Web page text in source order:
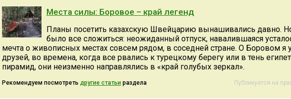
Места силы: Боровое – край легенд
Планы посетить казахскую Швейцарию вынашивались давно.
было все сложиться: неожиданный отпуск, навалившаяся
мечта о живописных местах совсем рядом, в соседней стране. О Боровом я
друзей, во времена, когда все рвались к турецкому берегу или в тень
пирамид, они неизменно направлялись в «край голубых зеркал».
Рекомендуем посмотреть другие статьи раздела Публикуется на